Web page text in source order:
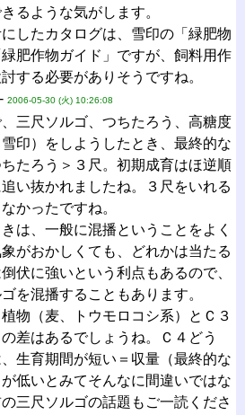
るような気がします。
したカタログは、雪印の「緑肥物
肥作物ガイド」ですが、飼料用作
する必要がありそうですね。
2006-05-30 (火) 10:26:08
三尺ソルゴ、つちたろう、高糖度
印）をしようしたとき、最終的な
たろう＞３尺。初期成育はほ逆順
い抜かれましたね。３尺をいれる
かったですね。
は、一般に混播ということをよく
がおかしくても、どれかは当たる
伏に強いという利点もあるので、
を混播することもあります。
物（麦、トウモロコシ系）とＣ３
差はあるでしょうね。Ｃ４どう
生育期間が短い＝収量（最終的な
低いとみてそんなに間違いではな
三尺ソルゴの話題もご一読くださ